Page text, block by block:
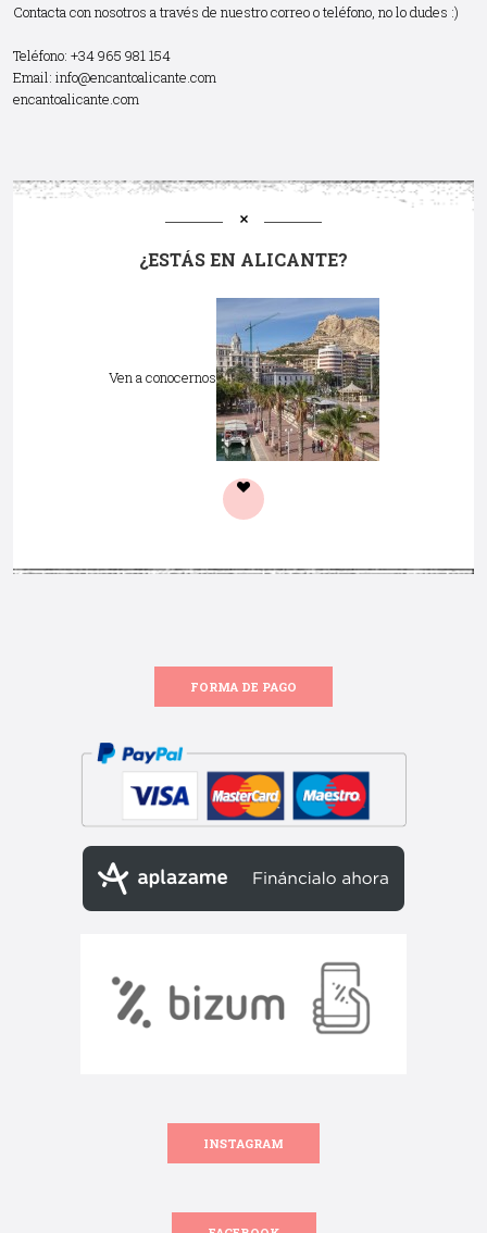
Contacta con nosotros a través de nuestro correo o teléfono, no lo dudes :)
Teléfono: +34 965 981 154
Email: info@encantoalicante.com
encantoalicante.com
¿ESTÁS EN ALICANTE?
Ven a conocernos
FORMA DE PAGO
INSTAGRAM